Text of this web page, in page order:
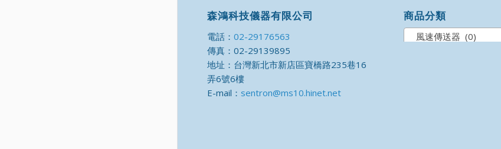
森鴻科技儀器有限公司
電話： 02-29176563
傳真：02-29139895
地址：台灣新北市新店區寶橋路235巷16
弄6號6樓
E-mail： sentron@ms10.hinet.net
商品分類
風速傳送器 (0)